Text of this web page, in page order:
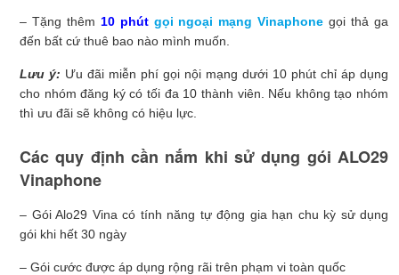
– Tặng thêm 10 phút gọi ngoại mạng Vinaphone gọi thả ga
đến bất cứ thuê bao nào mình muốn.
Lưu ý: Ưu đãi miễn phí gọi nội mạng dưới 10 phút chỉ áp dụng
cho nhóm đăng ký có tối đa 10 thành viên. Nếu không tạo nhóm
thì ưu đãi sẽ không có hiệu lực.
Các quy định cần nắm khi sử dụng gói ALO29
Vinaphone
– Gói Alo29 Vina có tính năng tự động gia hạn chu kỳ sử dụng
gói khi hết 30 ngày
– Gói cước được áp dụng rộng rãi trên phạm vi toàn quốc